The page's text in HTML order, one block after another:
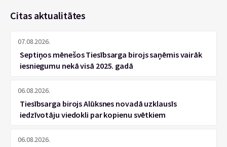
Citas aktualitātes
07.08.2026.
Septiņos mēnešos Tiesībsarga birojs saņēmis vairāk
iesniegumu nekā visā 2025. gadā
06.08.2026.
Tiesībsarga birojs Alūksnes novadā uzklausīs
iedzīvotāju viedokli par kopienu svētkiem
06.08.2026.